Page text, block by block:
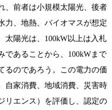
、前者は小規模太陽光、後者
力、地熱、バイオマスが想定
太陽光は、100kW以上は入札
であることから、100kWまで
るのであろう。この電力の価
自家消費、地域消費、災害時
リエンス）を評価し、認定の